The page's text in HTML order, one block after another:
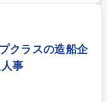
業、納品までのスケジ
築会社、商社が中心
新卒
/安定性◎/年休123日
クラスの造船企
事